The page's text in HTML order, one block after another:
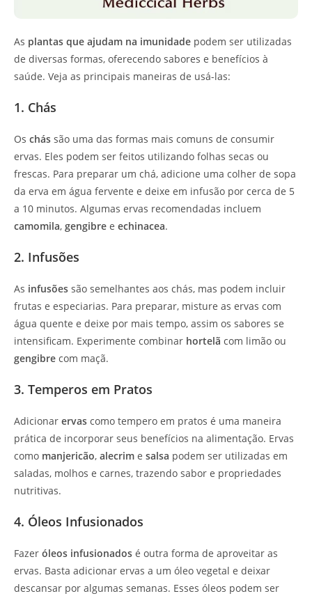
As plantas que ajudam na imunidade podem ser utilizadas
de diversas formas, oferecendo sabores e benefícios à
saúde. Veja as principais maneiras de usá-las:
1. Chás
Os chás são uma das formas mais comuns de consumir
ervas. Eles podem ser feitos utilizando folhas secas ou
frescas. Para preparar um chá, adicione uma colher de sopa
da erva em água fervente e deixe em infusão por cerca de 5
a 10 minutos. Algumas ervas recomendadas incluem
camomila, gengibre e echinacea.
2. Infusões
As infusões são semelhantes aos chás, mas podem incluir
frutas e especiarias. Para preparar, misture as ervas com
água quente e deixe por mais tempo, assim os sabores se
intensificam. Experimente combinar hortelã com limão ou
gengibre com maçã.
3. Temperos em Pratos
Adicionar ervas como tempero em pratos é uma maneira
prática de incorporar seus benefícios na alimentação. Ervas
como manjericão, alecrim e salsa podem ser utilizadas em
saladas, molhos e carnes, trazendo sabor e propriedades
nutritivas.
4. Óleos Infusionados
Fazer óleos infusionados é outra forma de aproveitar as
ervas. Basta adicionar ervas a um óleo vegetal e deixar
descansar por algumas semanas. Esses óleos podem ser